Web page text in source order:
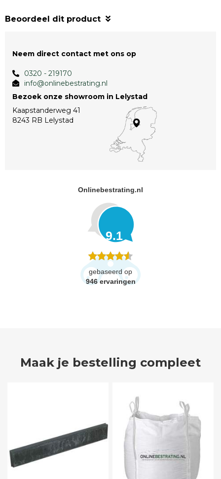
Beoordeel dit product
Neem direct contact met ons op
0320 - 219170
info@onlinebestrating.nl
Bezoek onze showroom in Lelystad
Kaapstanderweg 41
8243 RB Lelystad
Onlinebestrating.nl
9.1
gebaseerd op
946 ervaringen
Maak je bestelling compleet